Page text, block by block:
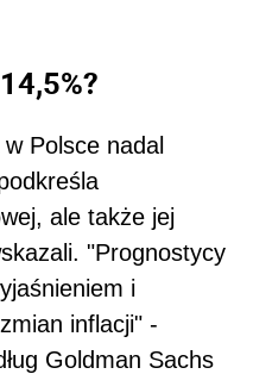
Polsce nadal
ale także jej
"Prognostycy
i
inflacji" -
Goldman Sachs